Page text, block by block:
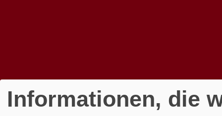
Informationen, die